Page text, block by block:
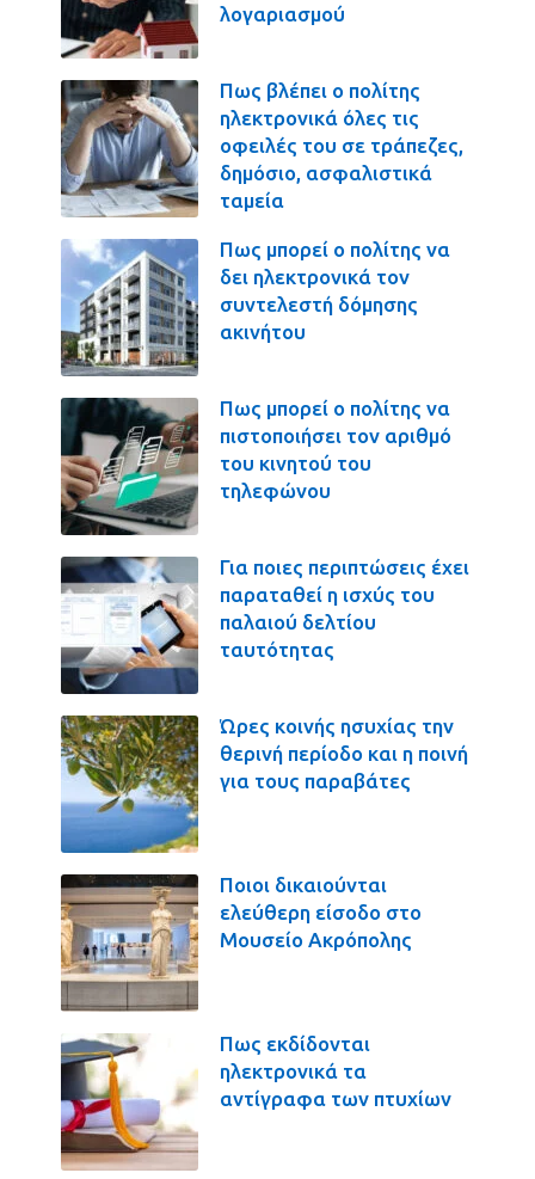
λογαριασμού
Πως βλέπει ο πολίτης
ηλεκτρονικά όλες τις
οφειλές του σε τράπεζες,
δημόσιο, ασφαλιστικά
ταμεία
Πως μπορεί ο πολίτης να
δει ηλεκτρονικά τον
συντελεστή δόμησης
ακινήτου
Πως μπορεί ο πολίτης να
πιστοποιήσει τον αριθμό
του κινητού του
τηλεφώνου
Για ποιες περιπτώσεις έχει
παραταθεί η ισχύς του
παλαιού δελτίου
ταυτότητας
Ώρες κοινής ησυχίας την
θερινή περίοδο και η ποινή
για τους παραβάτες
Ποιοι δικαιούνται
ελεύθερη είσοδο στο
Μουσείο Ακρόπολης
Πως εκδίδονται
ηλεκτρονικά τα
αντίγραφα των πτυχίων